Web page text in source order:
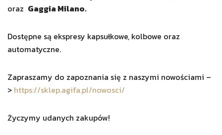
oraz Gaggia Milano.
Dostępne są ekspresy kapsułkowe, kolbowe oraz
automatyczne.
Zapraszamy do zapoznania się z naszymi nowościami –
> https://sklep.agifa.pl/nowosci/
Życzymy udanych zakupów!